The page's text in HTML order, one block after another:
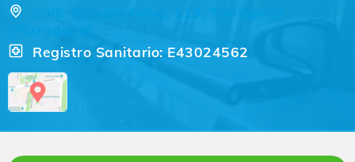
Registro Sanitario: E43024562